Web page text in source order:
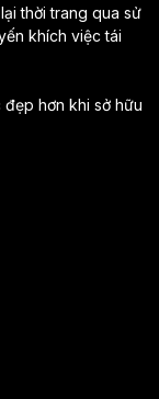
thời trang qua sử
khích việc tái
hơn khi sở hữu